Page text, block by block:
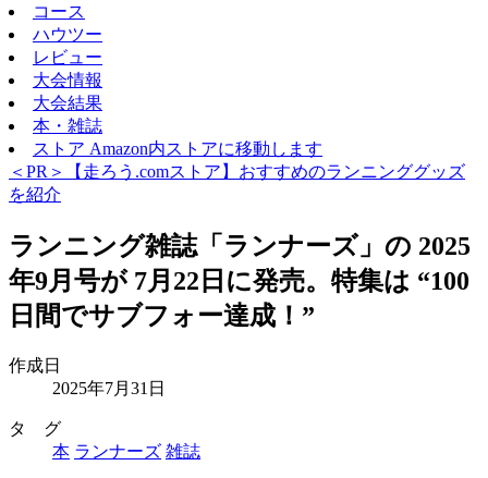
コース
ハウツー
レビュー
大会情報
大会結果
本・雑誌
ストア Amazon内ストアに移動します
＜PR＞【走ろう.comストア】おすすめのランニンググッズ
を紹介
ランニング雑誌「ランナーズ」の 2025
年9月号が 7月22日に発売。特集は “100
日間でサブフォー達成！”
作成日
2025年7月31日
タ グ
本 ランナーズ 雑誌